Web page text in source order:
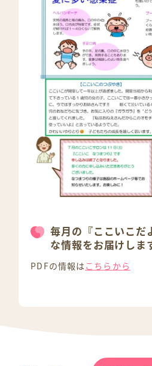
毎月の『ここいこだ
な情報をお届けしま
PDFの情報は こちらから